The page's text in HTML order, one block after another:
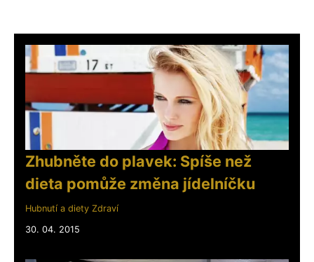
Zhubněte do plavek: Spíše než
dieta pomůže změna jídelníčku
Hubnutí a diety Zdraví
30. 04. 2015